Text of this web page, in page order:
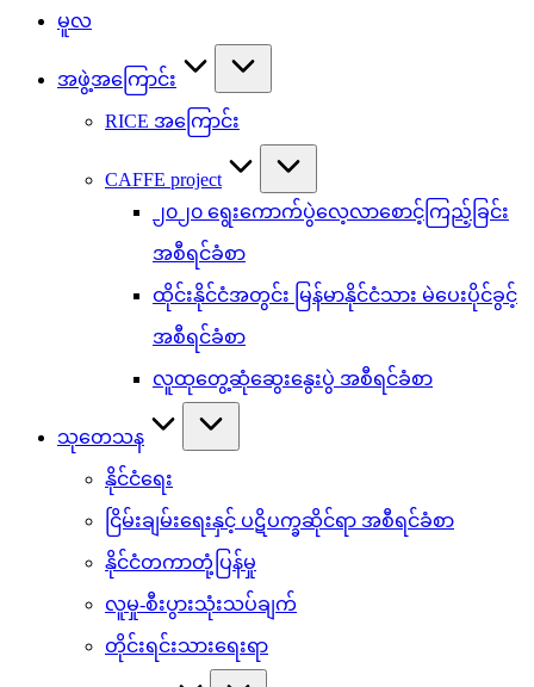
မူလ
အဖွဲ့အကြောင်း
RICE အကြောင်း
CAFFE project
၂၀၂၀ ရွေးကောက်ပွဲလေ့လာစောင့်ကြည့်ခြင်း
အစီရင်ခံစာ
ထိုင်းနိုင်ငံအတွင်း မြန်မာနိုင်ငံသား မဲပေးပိုင်ခွင့်
အစီရင်ခံစာ
လူထုတွေ့ဆုံဆွေးနွေးပွဲ အစီရင်ခံစာ
သုတေသန
နိုင်ငံရေး
ငြိမ်းချမ်းရေးနှင့် ပဋိပက္ခဆိုင်ရာ အစီရင်ခံစာ
နိုင်ငံတကာတုံ့ပြန်မှု
လူမှု-စီးပွားသုံးသပ်ချက်
တိုင်းရင်းသားရေးရာ